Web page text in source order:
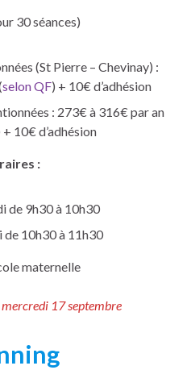
30 séances)
(St Pierre – Chevinay) :
selon QF) + 10€ d’adhésion
: 273€ à 316€ par an
+ 10€ d’adhésion
:
de 9h30 à 10h30
de 10h30 à 11h30
maternelle
mercredi 17 septembre